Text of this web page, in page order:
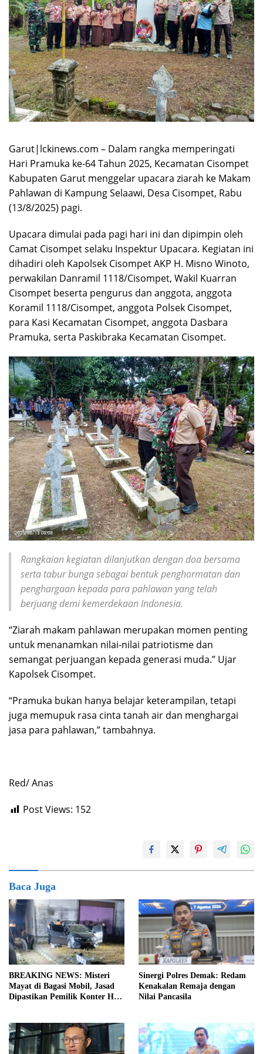
Garut|lckinews.com – Dalam rangka memperingati
Hari Pramuka ke-64 Tahun 2025, Kecamatan Cisompet
Kabupaten Garut menggelar upacara ziarah ke Makam
Pahlawan di Kampung Selaawi, Desa Cisompet, Rabu
(13/8/2025) pagi.
Upacara dimulai pada pagi hari ini dan dipimpin oleh
Camat Cisompet selaku Inspektur Upacara. Kegiatan ini
dihadiri oleh Kapolsek Cisompet AKP H. Misno Winoto,
perwakilan Danramil 1118/Cisompet, Wakil Kuarran
Cisompet beserta pengurus dan anggota, anggota
Koramil 1118/Cisompet, anggota Polsek Cisompet,
para Kasi Kecamatan Cisompet, anggota Dasbara
Pramuka, serta Paskibraka Kecamatan Cisompet.
Rangkaian kegiatan dilanjutkan dengan doa bersama
serta tabur bunga sebagai bentuk penghormatan dan
penghargaan kepada para pahlawan yang telah
berjuang demi kemerdekaan Indonesia.
“Ziarah makam pahlawan merupakan momen penting
untuk menanamkan nilai-nilai patriotisme dan
semangat perjuangan kepada generasi muda.” Ujar
Kapolsek Cisompet.
“Pramuka bukan hanya belajar keterampilan, tetapi
juga memupuk rasa cinta tanah air dan menghargai
jasa para pahlawan,” tambahnya.
Red/ Anas
Post Views: 152
Baca Juga
BREAKING NEWS: Misteri
Mayat di Bagasi Mobil, Jasad
Dipastikan Pemilik Konter HP
Sinergi Polres Demak: Redam
Kenakalan Remaja dengan
Nilai Pancasila